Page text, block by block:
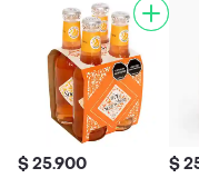
$ 25.900 $